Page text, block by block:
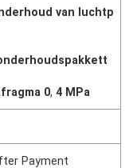
van luchtp
0,4 MPa
Payment